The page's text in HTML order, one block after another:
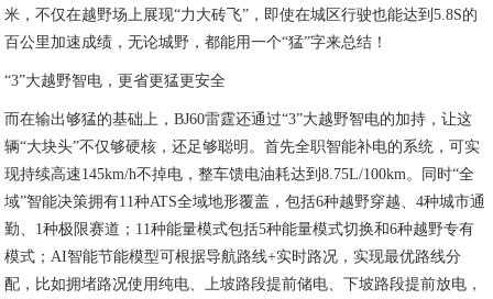
米，不仅在越野场上展现“力大砖飞”，即使在城区行驶也能达到5.8S的
百公里加速成绩，无论城野，都能用一个“猛”字来总结！
“3”大越野智电，更省更猛更安全
而在输出够猛的基础上，BJ60雷霆还通过“3”大越野智电的加持，让这
辆“大块头”不仅够硬核，还足够聪明。首先全职智能补电的系统，可实
现持续高速145km/h不掉电，整车馈电油耗达到8.75L/100km。同时“全
域”智能决策拥有11种ATS全域地形覆盖，包括6种越野穿越、4种城市通
勤、1种极限赛道；11种能量模式包括5种能量模式切换和6种越野专有
模式；AI智能节能模型可根据导航路线+实时路况，实现最优路线分
配，比如拥堵路况使用纯电、上坡路段提前储电、下坡路段提前放电，